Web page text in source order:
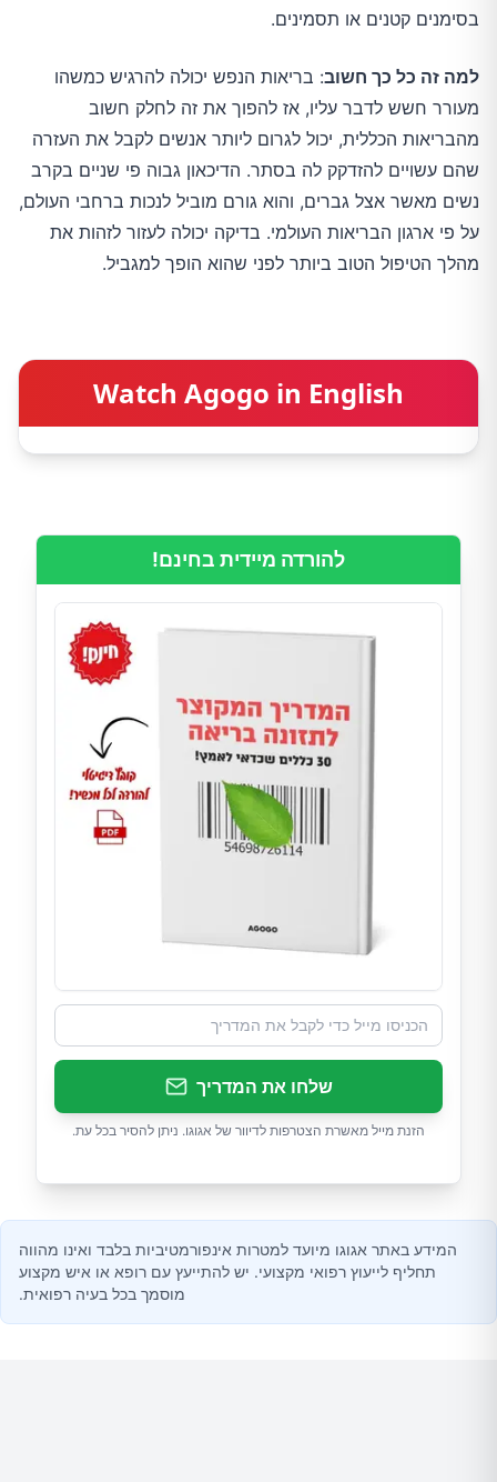
בסימנים קטנים או תסמינים.
למה זה כל כך חשוב: בריאות הנפש יכולה להרגיש כמשהו
מעורר חשש לדבר עליו, אז להפוך את זה לחלק חשוב
מהבריאות הכללית, יכול לגרום ליותר אנשים לקבל את העזרה
שהם עשויים להזדקק לה בסתר. הדיכאון גבוה פי שניים בקרב
נשים מאשר אצל גברים, והוא גורם מוביל לנכות ברחבי העולם,
על פי ארגון הבריאות העולמי. בדיקה יכולה לעזור לזהות את
מהלך הטיפול הטוב ביותר לפני שהוא הופך למגביל.
Watch Agogo in English
להורדה מיידית בחינם!
שלחו את המדריך
הזנת מייל מאשרת הצטרפות לדיוור של אגוגו. ניתן להסיר בכל עת.
המידע באתר אגוגו מיועד למטרות אינפורמטיביות בלבד ואינו מהווה
תחליף לייעוץ רפואי מקצועי. יש להתייעץ עם רופא או איש מקצוע
מוסמך בכל בעיה רפואית.